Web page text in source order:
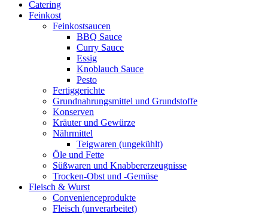
Catering
Feinkost
Feinkostsaucen
BBQ Sauce
Curry Sauce
Essig
Knoblauch Sauce
Pesto
Fertiggerichte
Grundnahrungsmittel und Grundstoffe
Konserven
Kräuter und Gewürze
Nährmittel
Teigwaren (ungekühlt)
Öle und Fette
Süßwaren und Knabbererzeugnisse
Trocken-Obst und -Gemüse
Fleisch & Wurst
Convenienceprodukte
Fleisch (unverarbeitet)